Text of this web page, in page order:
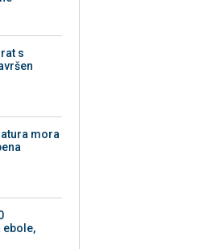
s
mora
ebole,